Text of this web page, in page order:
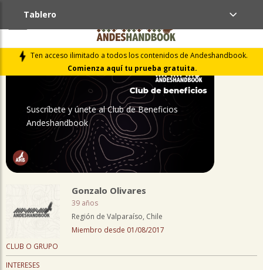
Ten acceso ilimitado a todos los contenidos de Andeshandbook.
Comienza aquí tu prueba gratuita.
Tablero
Suscríbete y únete al Club de Beneficios
Andeshandbook
Gonzalo Olivares
39 años
Región de Valparaíso, Chile
Miembro desde 01/08/2017
CLUB O GRUPO
INTERESES